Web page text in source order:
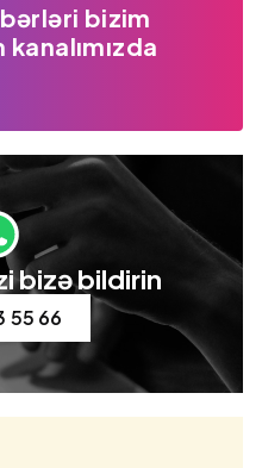
bizim
bizə bildirin
55 66